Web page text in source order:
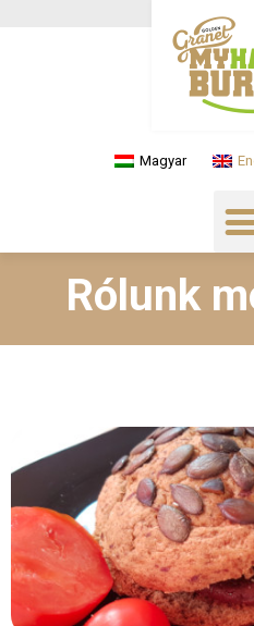
Magyar
Rólunk